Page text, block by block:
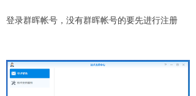
登录群晖帐号，没有群晖帐号的要先进行注册